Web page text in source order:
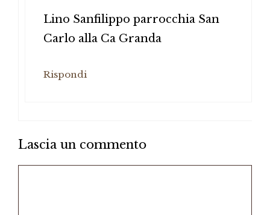
Lino Sanfilippo parrocchia San
Carlo alla Ca Granda
Rispondi
Lascia un commento